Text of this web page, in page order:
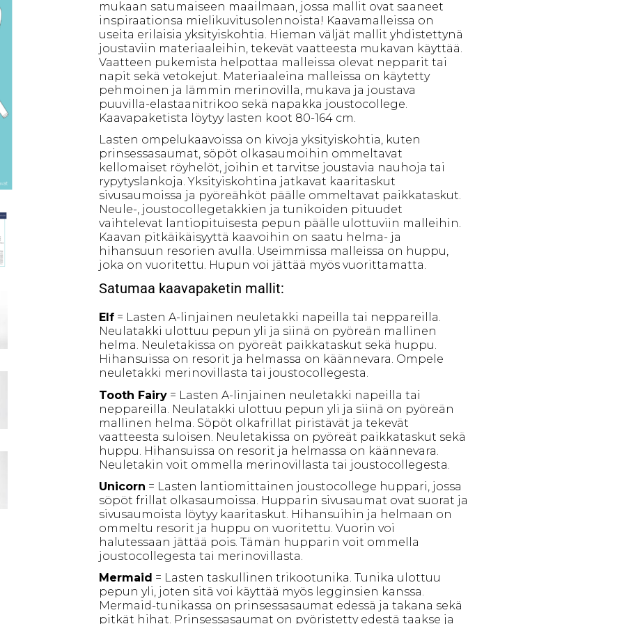
mukaan satumaiseen maailmaan, jossa mallit ovat saaneet
inspiraationsa mielikuvitusolennoista! Kaavamalleissa on
useita erilaisia yksityiskohtia. Hieman väljät mallit yhdistettynä
joustaviin materiaaleihin, tekevät vaatteesta mukavan käyttää.
Vaatteen pukemista helpottaa malleissa olevat nepparit tai
napit sekä vetokejut. Materiaaleina malleissa on käytetty
pehmoinen ja lämmin merinovilla, mukava ja joustava
puuvilla-elastaanitrikoo sekä napakka joustocollege.
Kaavapaketista löytyy lasten koot 80-164 cm.
Lasten ompelukaavoissa on kivoja yksityiskohtia, kuten
prinsessasaumat, söpöt olkasaumoihin ommeltavat
kellomaiset röyhelöt, joihin et tarvitse joustavia nauhoja tai
rypytyslankoja. Yksityiskohtina jatkavat kaaritaskut
sivusaumoissa ja pyöreähköt päälle ommeltavat paikkataskut.
Neule-, joustocollegetakkien ja tunikoiden pituudet
vaihtelevat lantiopituisesta pepun päälle ulottuviin malleihin.
Kaavan pitkäikäisyyttä kaavoihin on saatu helma- ja
hihansuun resorien avulla. Useimmissa malleissa on huppu,
joka on vuoritettu. Hupun voi jättää myös vuorittamatta.
Satumaa kaavapaketin mallit:
Elf = Lasten A-linjainen neuletakki napeilla tai neppareilla.
Neulatakki ulottuu pepun yli ja siinä on pyöreän mallinen
helma. Neuletakissa on pyöreät paikkataskut sekä huppu.
Hihansuissa on resorit ja helmassa on käännevara. Ompele
neuletakki merinovillasta tai joustocollegesta.
Tooth Fairy = Lasten A-linjainen neuletakki napeilla tai
neppareilla. Neulatakki ulottuu pepun yli ja siinä on pyöreän
mallinen helma. Söpöt olkafrillat piristävät ja tekevät
vaatteesta suloisen. Neuletakissa on pyöreät paikkataskut sekä
huppu. Hihansuissa on resorit ja helmassa on käännevara.
Neuletakin voit ommella merinovillasta tai joustocollegesta.
Unicorn = Lasten lantiomittainen joustocollege huppari, jossa
söpöt frillat olkasaumoissa. Hupparin sivusaumat ovat suorat ja
sivusaumoista löytyy kaaritaskut. Hihansuihin ja helmaan on
ommeltu resorit ja huppu on vuoritettu. Vuorin voi
halutessaan jättää pois. Tämän hupparin voit ommella
joustocollegesta tai merinovillasta.
Mermaid = Lasten taskullinen trikootunika. Tunika ulottuu
pepun yli, joten sitä voi käyttää myös legginsien kanssa.
Mermaid-tunikassa on prinsessasaumat edessä ja takana sekä
pitkät hihat. Prinsessasaumat on pyöristetty edestä taakse ja